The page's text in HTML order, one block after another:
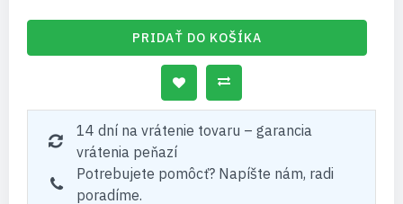
PRIDAŤ DO KOŠÍKA
14 dní na vrátenie tovaru – garancia
vrátenia peňazí
Potrebujete pomôcť? Napíšte nám, radi
poradíme.